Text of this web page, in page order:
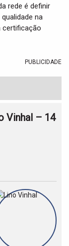
rede é definir
na
certificação
PUBLICIDADE
Vinhal – 14